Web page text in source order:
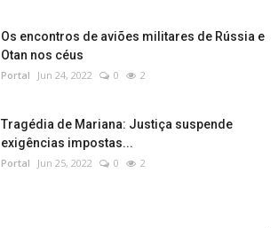
Os encontros de aviões militares de Rússia e
Otan nos céus
Portal Jun 24, 2022 0 2
Tragédia de Mariana: Justiça suspende
exigências impostas...
Portal Jun 25, 2022 0 2